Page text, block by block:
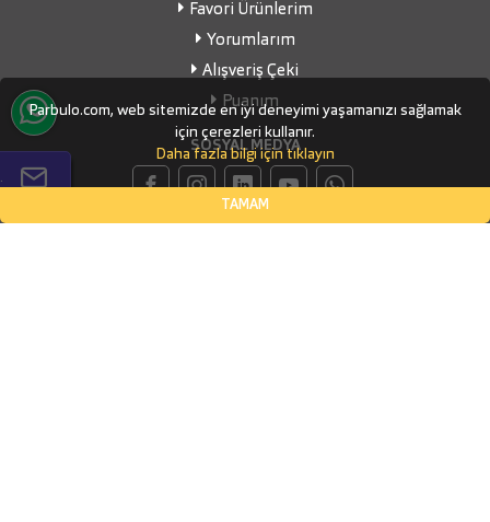
Favori Ürünlerim
Yorumlarım
Alışveriş Çeki
Puanım
SOSYAL MEDYA
Parbulo.com, web sitemizde en iyi deneyimi yaşamanızı sağlamak
için çerezleri kullanır.
Daha fazla bilgi için tıklayın
TAMAM